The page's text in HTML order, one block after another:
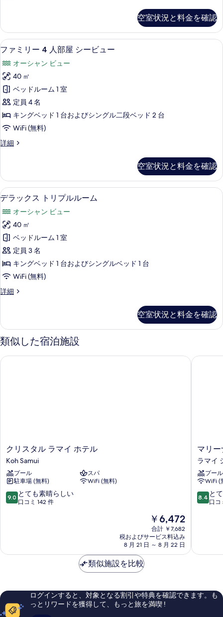
示
す
る
真
を
表
示
す
る
View
の
詳
空室状況と料金を確認
フ
ミ
リ
ー
4
人
部
屋
ー
ビ
ュ
ー
の
す
べ
て
の
写
表
示
す
1 室のベッドルーム、高級寝具、ミ
10
ファミリー 4 人部屋 シービュー
オーシャン ビュー
40 ㎡
ベッドルーム 1 室
定員 4 名
キングベッド 1 台およびシングル二段ベッド 2 台
WiFi (無料)
詳細
フ
ー
4
人
屋
シ
ー
ビ
ュ
ー
の
詳
細
空室状況と料金を確認
デ
ッ
ク
ス
ト
リ
ル
ー
ム
の
す
表
示
す
る
デラックス トリプルルーム | 1 室の
11
デラックス トリプルルーム
オーシャン ビュー
40 ㎡
ベッドルーム 1 室
定員 3 名
キングベッド 1 台およびシングルベッド 1 台
WiFi (無料)
詳細
デ
ス
ト
リ
ル
空室状況と料金を確認
類似した宿泊施設
ク
リ
ス
タ
ル
ラ
マ
Samui
クリスタル ラマイ ホテル
Koh Samui
プール
スパ
駐車場 (無料)
WiFi (無料)
10
段
も
し
口
9.0 とても素晴らしい
口コミ 142 件
現
在
の
料
金
￥6,472
合計 ￥7,682
税およびサービス料込み
8 月 21 日 ～ 8 月 22 日
クリスタル ラマイ ホテル
マ
リ
ー
ナ
ヴ
ィ
ラ
ィ
ー
マリ
ラマイ
プール
WiFi (
10
段
も
コ
ミ
8.4 と
口コ
マリー
類似施設を比較
ログインすると、対象となる割引や特典を確認できます。も
っとリワードを獲得して、もっと旅を満喫 !